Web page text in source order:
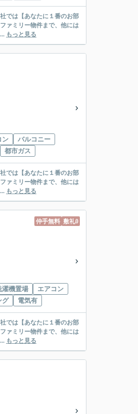
... もっと見る
ン
バルコニー
都市ガス
... もっと見る
仲手無料 敷礼0
濯機置場
エアコン
グ 電気有
... もっと見る